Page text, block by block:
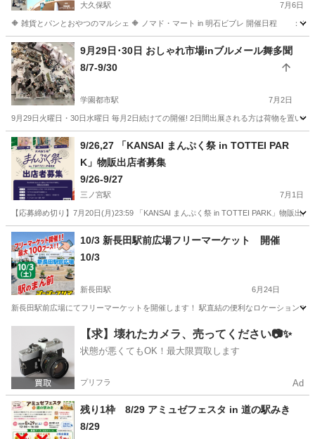
大久保駅 7月6日
🔶 雑貨とパンとおやつのマルシェ 🔶 ノマド・マート in 明石ビブレ 開催日程 ：
兵庫 明石市 大久保駅 フリーマーケット 会場
9月29日･30日 おしゃれ市場inブルメール舞多聞
8/7-9/30
学園都市駅 7月2日
9月29日火曜日・30日水曜日 毎月2日続けての開催! 2日間出展される方は荷物を置い
兵庫 神戸市 学園都市駅 フリーマーケット
9/26,27 「KANSAI まんぷく祭 in TOTTEI PAR
K」物販出店者募集
9/26-9/27
三ノ宮駅 7月1日
【応募締め切り】7月20日(月)23:59 「KANSAI まんぷく祭 in TOTTEI PARK」物販出
兵庫 神戸市 三ノ宮駅 フリーマーケット 物販
10/3 新長田駅前広場フリーマーケット 開催
10/3
新長田駅 6月24日
新長田駅前広場にてフリーマーケットを開催します！ 駅直結の便利なロケーション
新長田駅 フリーマーケット バラエティ
【求】壊れたカメラ、売ってください📷✨
状態が悪くてもOK！最大限買取します
プリフラ Ad
残り1枠 8/29 アミュゼフェスタ in 道の駅みき
8/29